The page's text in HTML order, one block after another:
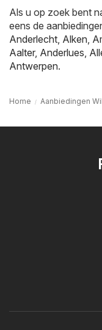
Als u op zoek bent
eens de
Anderlecht, Alken,
Aalter, Anderlues,
Antwerpen.
Home Aanbiedingen